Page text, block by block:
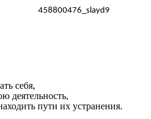
себя,
деятельность,
пути их устранения.